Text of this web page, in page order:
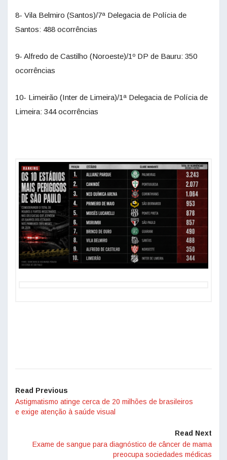
8- Vila Belmiro (Santos)/7ª Delegacia de Polícia de
Santos: 488 ocorrências
9- Alfredo de Castilho (Noroeste)/1º DP de Bauru: 350
ocorrências
10- Limeirão (Inter de Limeira)/1ª Delegacia de Polícia de
Limeira: 344 ocorrências
Read Previous
Astigmatismo atinge cerca de 20 milhões de brasileiros
e exige atenção à saúde visual
Read Next
Exame de sangue para diagnóstico de câncer de mama
preocupa sociedades médicas